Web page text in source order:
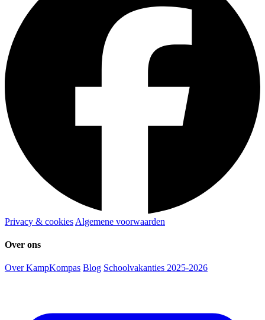
Privacy & cookies Algemene voorwaarden
Over ons
Over KampKompas Blog Schoolvakanties 2025-2026